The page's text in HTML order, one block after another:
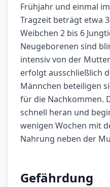
Frühjahr und einmal
Tragzeit beträgt etwa
Weibchen 2 bis 6
Neugeborenen sind
intensiv von der
erfolgt ausschließlich
Männchen beteiligen
für die Nachkommen.
schnell heran und
wenigen Wochen mit
Nahrung neben der
Gefährdung